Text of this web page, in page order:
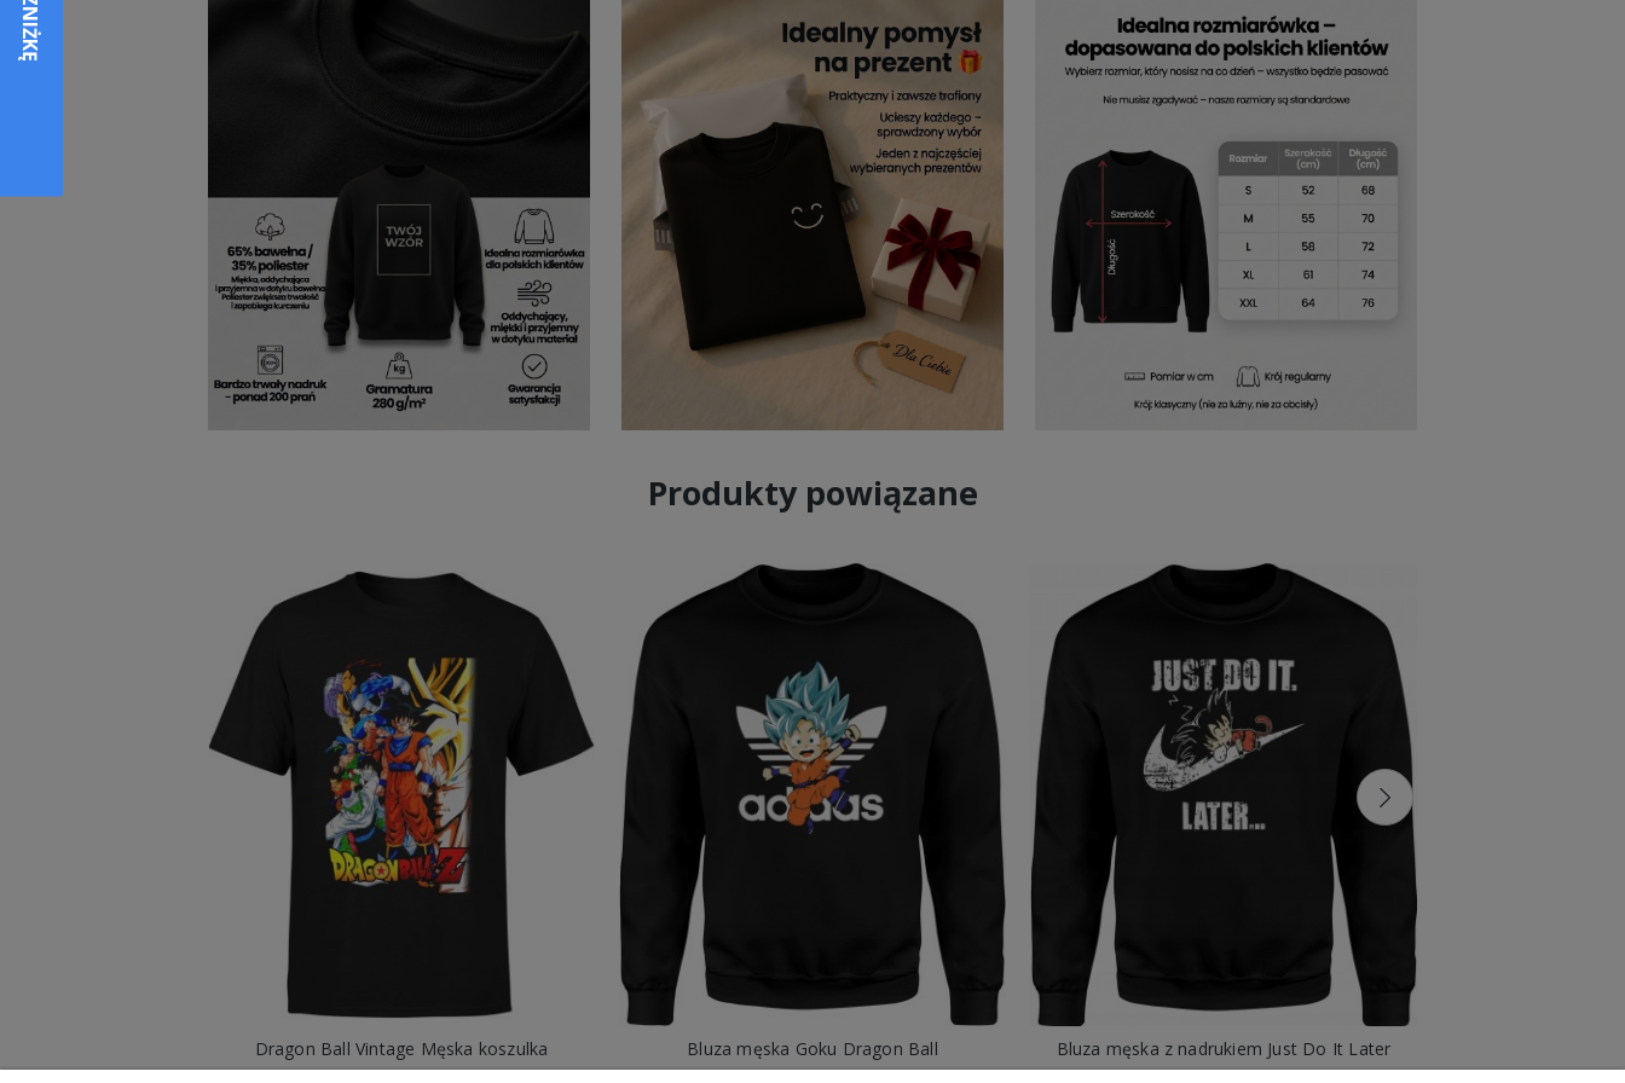
Produkty powiązane
Dragon Ball Vintage Męska koszulka
Bluza męska Goku Dragon Ball
Bluza męska z nadrukiem Just Do It Later